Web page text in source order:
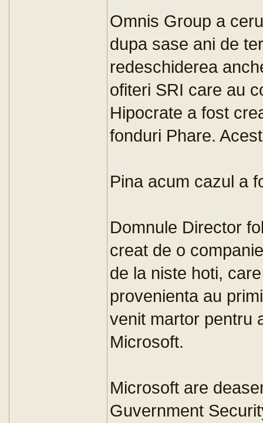
Omnis Group a
dupa sase ani de
redeschiderea
ofiteri SRI care au
Hipocrate a fost
fonduri Phare.
Pina acum cazul a
Domnule Director
creat de o
de la niste hoti,
provenienta au
venit martor pentru
Microsoft.
Microsoft are
Guvernment